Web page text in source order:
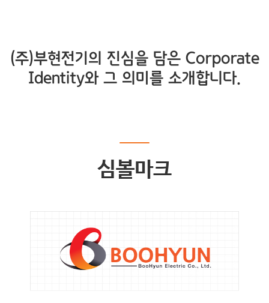
(주)부현전기의 진심을 담은 Corporate
Identity와 그 의미를 소개합니다.
심볼마크